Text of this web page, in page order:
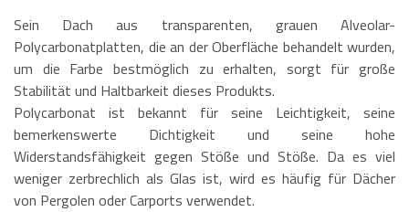
Sein Dach aus transparenten, grauen Alveolar-
Polycarbonatplatten, die an der Oberfläche behandelt wurden,
um die Farbe bestmöglich zu erhalten, sorgt für große
Stabilität und Haltbarkeit dieses Produkts.
Polycarbonat ist bekannt für seine Leichtigkeit, seine
bemerkenswerte Dichtigkeit und seine hohe
Widerstandsfähigkeit gegen Stöße und Stöße. Da es viel
weniger zerbrechlich als Glas ist, wird es häufig für Dächer
von Pergolen oder Carports verwendet.